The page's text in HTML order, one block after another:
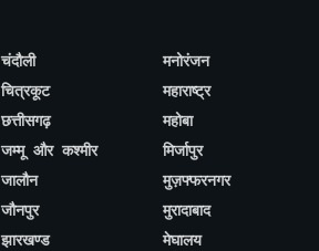
चंदौली
चित्रकूट
छत्तीसगढ़
जम्मू और कश्मीर
जालौन
जौनपुर
झारखण्ड
मनोरंजन
महाराष्ट्र
महोबा
मिर्जापुर
मुज़फ्फरनगर
मुरादाबाद
मेघालय